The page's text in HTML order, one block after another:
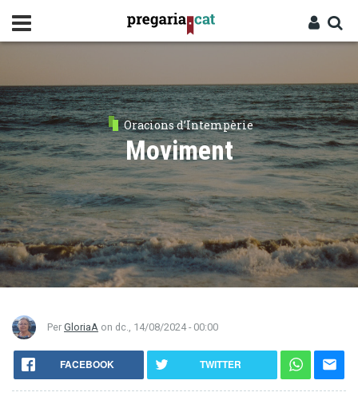
contingut
Oracions d’Intempèrie
Moviment
Per GloriaA on dc., 14/08/2024 - 00:00
FACEBOOK TWITTER